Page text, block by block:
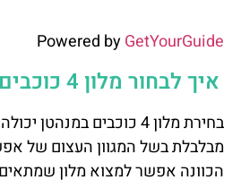
Powered byGetYourGuide
איך לבחור מלון 4 כוכבים מוצלח במנהטן
בחירת מלון 4 כוכבים
מבלבלת בשל המגוון העצום של
הכוונה אפשר למצוא מלון